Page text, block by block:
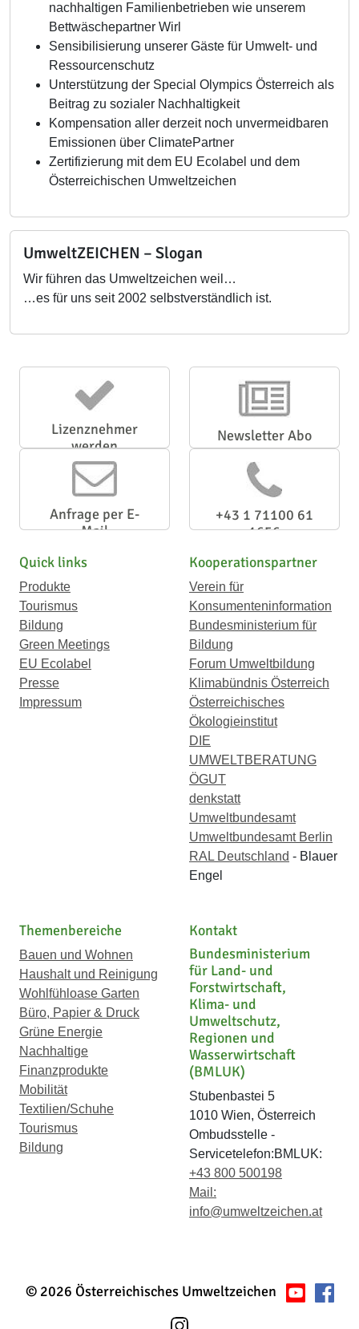
nachhaltigen Familienbetrieben wie unserem
Bettwäschepartner Wirl
Sensibilisierung unserer Gäste für Umwelt- und
Ressourcenschutz
Unterstützung der Special Olympics Österreich als
Beitrag zu sozialer Nachhaltigkeit
Kompensation aller derzeit noch unvermeidbaren
Emissionen über ClimatePartner
Zertifizierung mit dem EU Ecolabel und dem
Österreichischen Umweltzeichen
UmweltZEICHEN – Slogan
Wir führen das Umweltzeichen weil…
…es für uns seit 2002 selbstverständlich ist.
Lizenznehmer
werden
Newsletter Abo
Anfrage per E-
Mail
+43 1 71100 61
1656
Quick links
Produkte
Tourismus
Bildung
Green Meetings
EU Ecolabel
Presse
Impressum
Kooperationspartner
Verein für
Konsumenteninformation
Bundesministerium für
Bildung
Forum Umweltbildung
Klimabündnis Österreich
Österreichisches
Ökologieinstitut
DIE
UMWELTBERATUNG
ÖGUT
denkstatt
Umweltbundesamt
Umweltbundesamt Berlin
RAL Deutschland - Blauer
Engel
Themenbereiche
Bauen und Wohnen
Haushalt und Reinigung
Wohlfühloase Garten
Büro, Papier & Druck
Grüne Energie
Nachhaltige
Finanzprodukte
Mobilität
Textilien/Schuhe
Tourismus
Bildung
Kontakt
Bundesministerium
für Land- und
Forstwirtschaft,
Klima- und
Umweltschutz,
Regionen und
Wasserwirtschaft
(BMLUK)
Stubenbastei 5
1010 Wien, Österreich
Ombudsstelle -
Servicetelefon:BMLUK:
+43 800 500198
Mail:
info@umweltzeichen.at
© 2026 Österreichisches Umweltzeichen